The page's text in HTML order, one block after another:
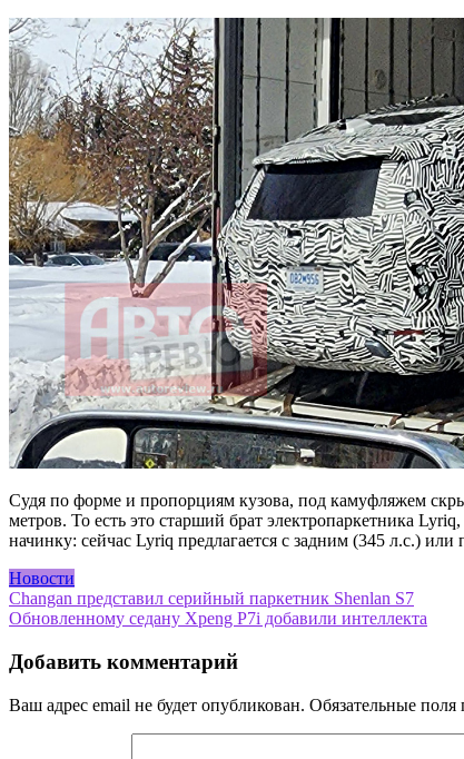
Судя по форме и пропорциям кузова, под камуфляжем
метров. То есть это старший брат электропаркетника
начинку: сейчас Lyriq предлагается с задним (345 л.с.)
Новости
Навигация
по
записям
Changan представил серийный паркетник Shenlan S7
Обновленному седану Xpeng P7i добавили интеллекта
Добавить комментарий
Ваш адрес email не будет опубликован. Обязательные